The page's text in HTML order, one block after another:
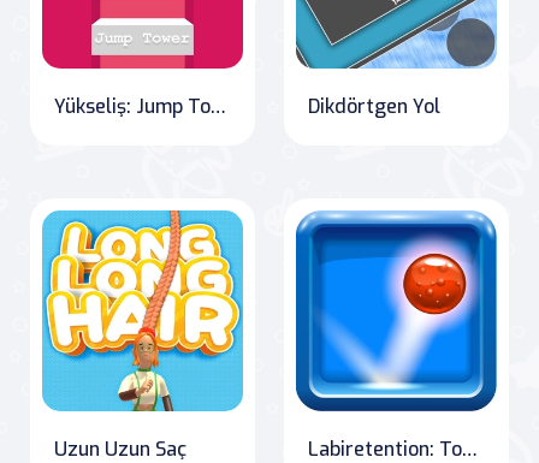
Yükseliş: Jump Tower 3D Dikdörtgen Yol
Uzun Uzun Saç Labiretention: Topun Macerası